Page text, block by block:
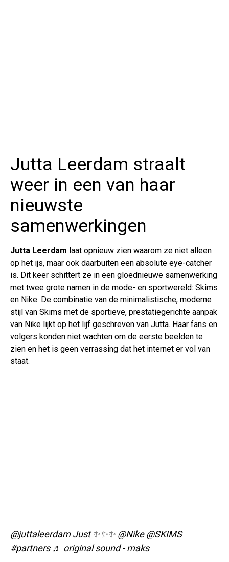
Jutta Leerdam straalt
weer in een van haar
nieuwste
samenwerkingen
Jutta Leerdam laat opnieuw zien waarom ze niet alleen
op het ijs, maar ook daarbuiten een absolute eye-catcher
is. Dit keer schittert ze in een gloednieuwe samenwerking
met twee grote namen in de mode- en sportwereld: Skims
en Nike. De combinatie van de minimalistische, moderne
stijl van Skims met de sportieve, prestatiegerichte aanpak
van Nike lijkt op het lijf geschreven van Jutta. Haar fans en
volgers konden niet wachten om de eerste beelden te
zien en het is geen verrassing dat het internet er vol van
staat.
@juttaleerdamJust ✨✨✨ @Nike @SKIMS
#partners ♬ original sound - maks